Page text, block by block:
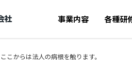
事業内容 各種研
ここからは法人の病根を触ります。